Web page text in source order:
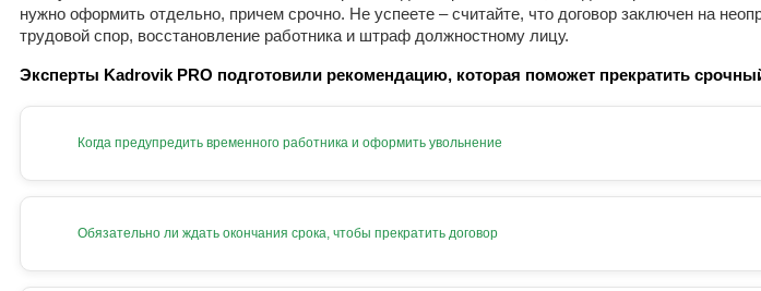
нужно оформить отдельно, причем срочно. Не успеете – считайте, что договор заключен на
трудовой спор, восстановление работника и штраф должностному лицу.
Эксперты Kadrovik PRO подготовили рекомендацию, которая поможет прекратить
Когда предупредить временного работника и оформить увольнение
Обязательно ли ждать окончания срока, чтобы прекратить договор